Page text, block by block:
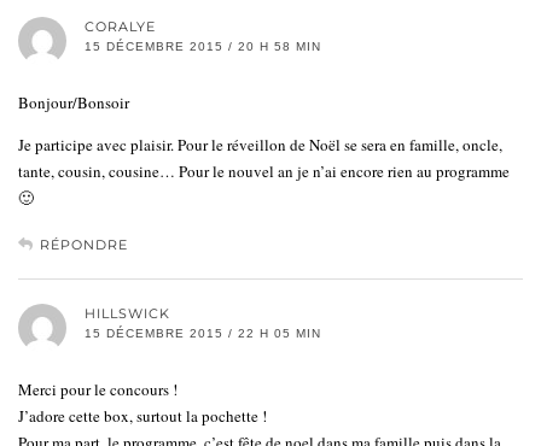
CORALYE
15 DÉCEMBRE 2015 / 20 H 58 MIN
Bonjour/Bonsoir
Je participe avec plaisir. Pour le réveillon de Noël se sera en famille, oncle,
tante, cousin, cousine… Pour le nouvel an je n’ai encore rien au programme
🙂
RÉPONDRE
HILLSWICK
15 DÉCEMBRE 2015 / 22 H 05 MIN
Merci pour le concours !
J’adore cette box, surtout la pochette !